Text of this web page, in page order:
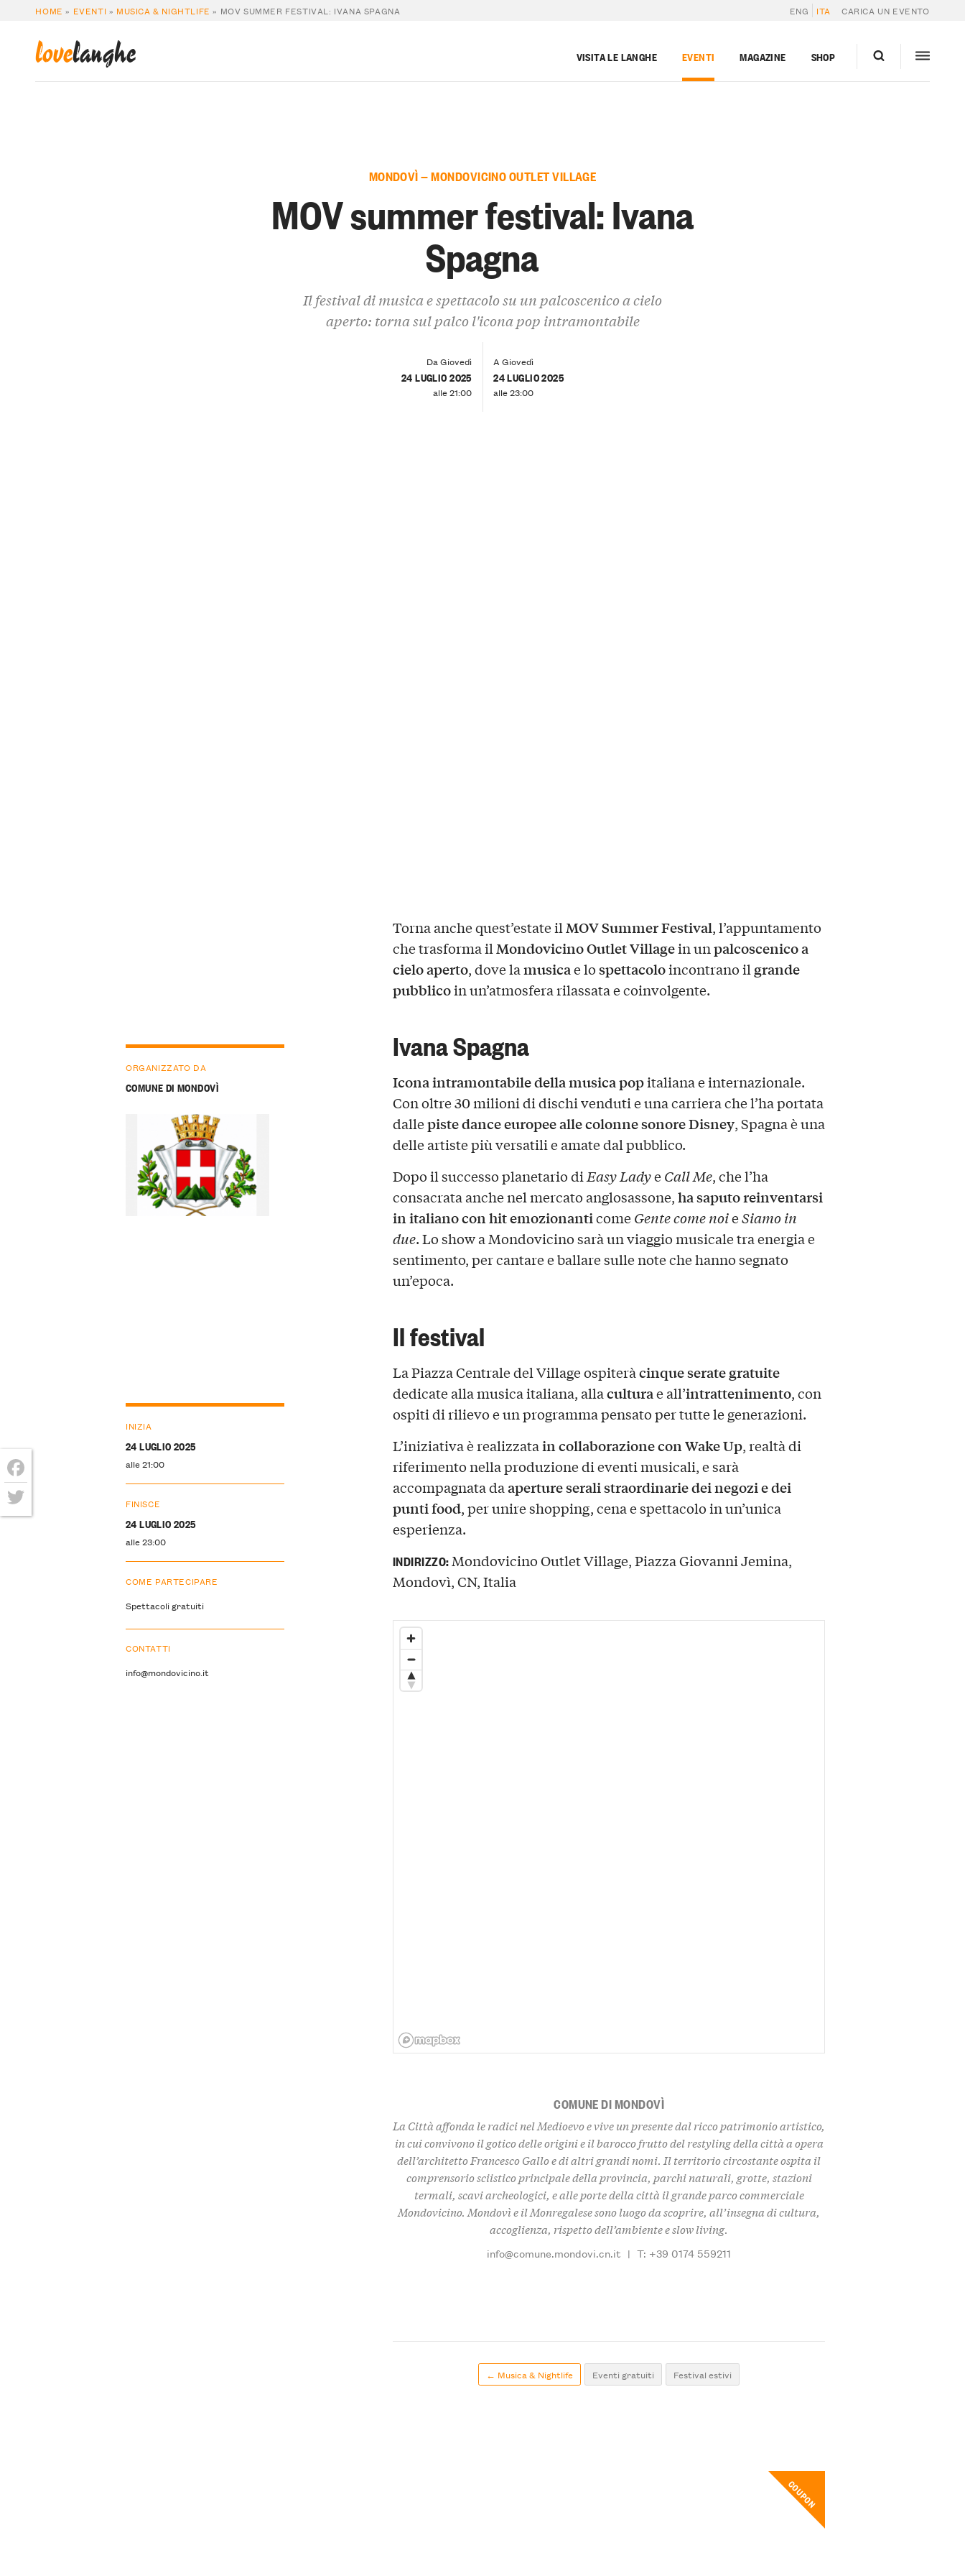
HOME » EVENTI » MUSICA & NIGHTLIFE » MOV SUMMER FESTIVAL: IVANA SPAGNA ENG ITA CARICA UN EVENTO
lovelanghe VISITA LE LANGHE EVENTI MAGAZINE SHOP
MONDOVÌ — MONDOVICINO OUTLET VILLAGE
MOV summer festival: Ivana
Spagna
Il festival di musica e spettacolo su un palcoscenico a cielo
aperto: torna sul palco l'icona pop intramontabile
Da Giovedì
24 LUGLIO 2025
alle 21:00
A Giovedì
24 LUGLIO 2025
alle 23:00
Torna anche quest’estate ilMOV Summer Festival, l’appuntamento
che trasforma ilMondovicino Outlet Villagein unpalcoscenico a
cielo aperto, dove lamusicae lospettacoloincontrano ilgrande
pubblicoin un’atmosfera rilassata e coinvolgente.
Ivana Spagna
Icona intramontabile della musica popitaliana e internazionale.
Con oltre 30 milioni di dischi venduti e una carriera che l’ha portata
dallepiste dance europee alle colonne sonore Disney, Spagna è una
delle artiste più versatili e amate dal pubblico.
Dopo il successo planetario di Easy LadyeCall Me, che l’ha
consacrata anche nel mercato anglosassone,ha saputo reinventarsi
in italiano con hit emozionanticomeGente come noieSiamo in
due. Lo show a Mondovicino sarà un viaggio musicale tra energia e
sentimento, per cantare e ballare sulle note che hanno segnato
un’epoca.
Il festival
La Piazza Centrale del Village ospiteràcinque serate gratuite
dedicate alla musica italiana, allaculturae all’intrattenimento, con
ospiti di rilievo e un programma pensato per tutte le generazioni.
L’iniziativa è realizzatain collaborazione con Wake Up, realtà di
riferimento nella produzione di eventi musicali, e sarà
accompagnata daaperture serali straordinarie dei negozi e dei
punti food, per unire shopping, cena e spettacolo in un’unica
esperienza.
ORGANIZZATO DA
COMUNE DI MONDOVÌ
INIZIA
24 LUGLIO 2025
alle 21:00
FINISCE
24 LUGLIO 2025
alle 23:00
COME PARTECIPARE
Spettacoli gratuiti
CONTATTI
info@mondovicino.it
INDIRIZZO: Mondovicino Outlet Village, Piazza Giovanni Jemina,
Mondovì, CN, Italia
COMUNE DI MONDOVÌ
La Città affonda le radici nel Medioevo e vive un presente dal ricco patrimonio artistico,
in cui convivono il gotico delle origini e il barocco frutto del restyling della città a opera
dell’architetto Francesco Gallo e di altri grandi nomi. Il territorio circostante ospita il
comprensorio sciistico principale della provincia, parchi naturali, grotte, stazioni
termali, scavi archeologici, e alle porte della città il grande parco commerciale
Mondovicino. Mondovì e il Monregalese sono luogo da scoprire, all’insegna di cultura,
accoglienza, rispetto dell’ambiente e slow living.
info@comune.mondovi.cn.it | T: +39 0174 559211
← Musica & Nightlife Eventi gratuiti Festival estivi
COUPON
Facebook
Twitter